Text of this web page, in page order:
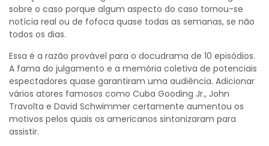
sobre o caso porque algum aspecto do caso tornou-se
notícia real ou de fofoca quase todas as semanas, se não
todos os dias.
Essa é a razão provável para o docudrama de 10 episódios.
A fama do julgamento e a memória coletiva de potenciais
espectadores quase garantiram uma audiência. Adicionar
vários atores famosos como Cuba Gooding Jr., John
Travolta e David Schwimmer certamente aumentou os
motivos pelos quais os americanos sintonizaram para
assistir.